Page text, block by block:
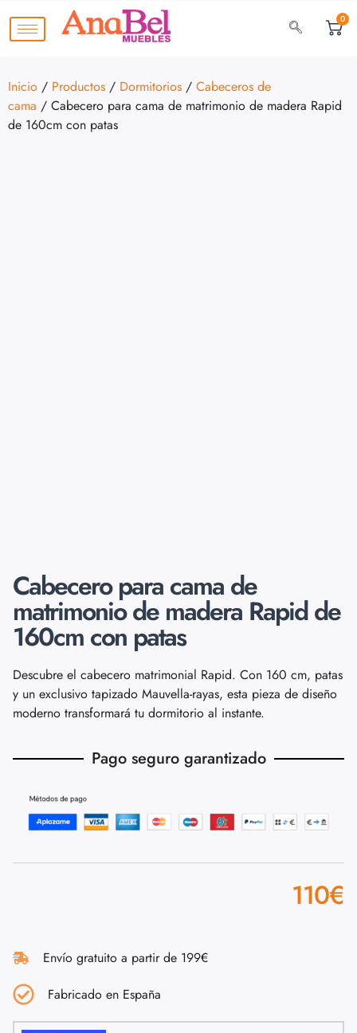
0
Inicio / Productos / Dormitorios / Cabeceros de
cama / Cabecero para cama de matrimonio de madera Rapid
de 160cm con patas
Cabecero para cama de
matrimonio de madera Rapid de
160cm con patas
Descubre el cabecero matrimonial Rapid. Con 160 cm, patas
y un exclusivo tapizado Mauvella-rayas, esta pieza de diseño
moderno transformará tu dormitorio al instante.
Pago seguro garantizado
110€
Envío gratuito a partir de 199€
Fabricado en España